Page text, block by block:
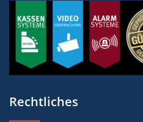
Rechtliches